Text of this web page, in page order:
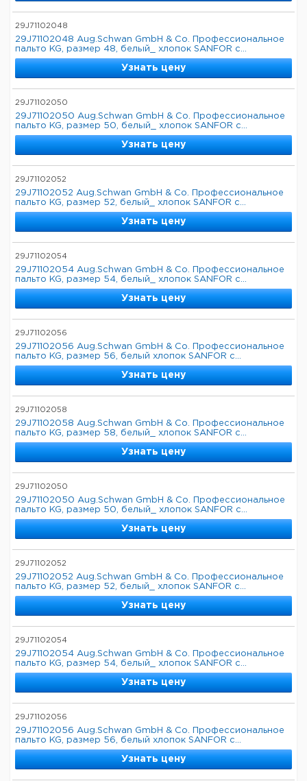
29J71102048
29J71102048 Aug.Schwan GmbH & Co. Профессиональное
пальто KG, размер 48, белый_ хлопок SANFOR с...
Узнать цену
29J71102050
29J71102050 Aug.Schwan GmbH & Co. Профессиональное
пальто KG, размер 50, белый_ хлопок SANFOR с...
Узнать цену
29J71102052
29J71102052 Aug.Schwan GmbH & Co. Профессиональное
пальто KG, размер 52, белый_ хлопок SANFOR с...
Узнать цену
29J71102054
29J71102054 Aug.Schwan GmbH & Co. Профессиональное
пальто KG, размер 54, белый_ хлопок SANFOR с...
Узнать цену
29J71102056
29J71102056 Aug.Schwan GmbH & Co. Профессиональное
пальто KG, размер 56, белый хлопок SANFOR с...
Узнать цену
29J71102058
29J71102058 Aug.Schwan GmbH & Co. Профессиональное
пальто KG, размер 58, белый_ хлопок SANFOR с...
Узнать цену
29J71102050
29J71102050 Aug.Schwan GmbH & Co. Профессиональное
пальто KG, размер 50, белый_ хлопок SANFOR с...
Узнать цену
29J71102052
29J71102052 Aug.Schwan GmbH & Co. Профессиональное
пальто KG, размер 52, белый_ хлопок SANFOR с...
Узнать цену
29J71102054
29J71102054 Aug.Schwan GmbH & Co. Профессиональное
пальто KG, размер 54, белый_ хлопок SANFOR с...
Узнать цену
29J71102056
29J71102056 Aug.Schwan GmbH & Co. Профессиональное
пальто KG, размер 56, белый хлопок SANFOR с...
Узнать цену